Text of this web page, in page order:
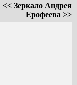
<< Зеркало Андрея
Ерофеева >>